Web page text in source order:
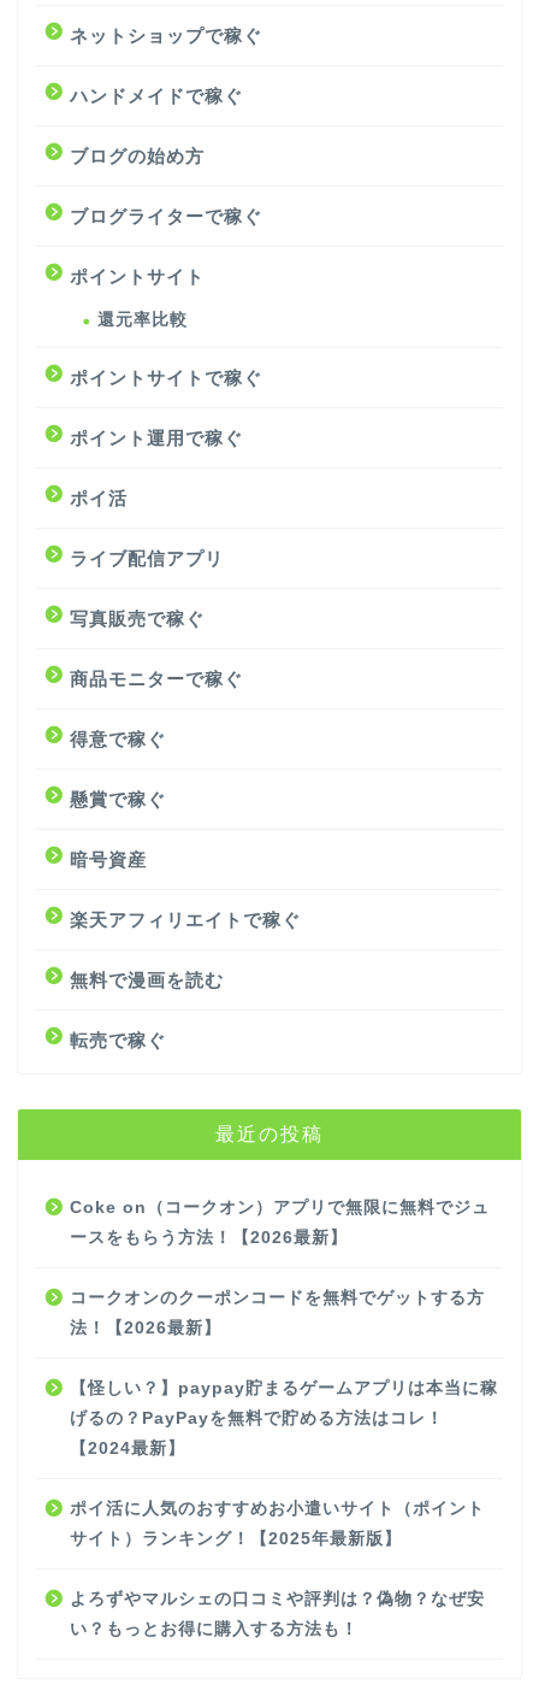
ネットショップで稼ぐ
ハンドメイドで稼ぐ
ブログの始め方
ブログライターで稼ぐ
ポイントサイト
還元率比較
ポイントサイトで稼ぐ
ポイント運用で稼ぐ
ポイ活
ライブ配信アプリ
写真販売で稼ぐ
商品モニターで稼ぐ
得意で稼ぐ
懸賞で稼ぐ
暗号資産
楽天アフィリエイトで稼ぐ
無料で漫画を読む
転売で稼ぐ
最近の投稿
Coke on（コークオン）アプリで無限に無料でジュ
ースをもらう方法！【2026最新】
コークオンのクーポンコードを無料でゲットする方
法！【2026最新】
【怪しい？】paypay貯まるゲームアプリは本当に稼
げるの？PayPayを無料で貯める方法はコレ！
【2024最新】
ポイ活に人気のおすすめお小遣いサイト（ポイント
サイト）ランキング！【2025年最新版】
よろずやマルシェの口コミや評判は？偽物？なぜ安
い？もっとお得に購入する方法も！